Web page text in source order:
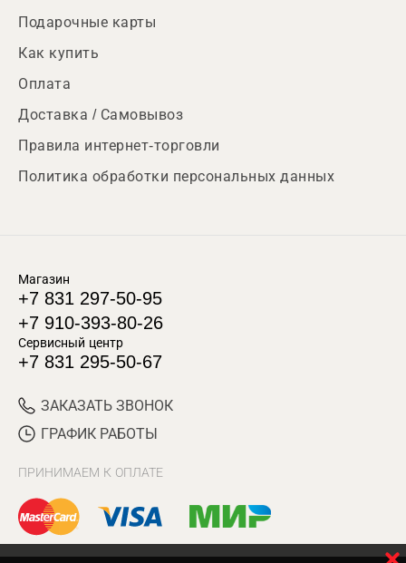
Подарочные карты
Как купить
Оплата
Доставка / Самовывоз
Правила интернет-торговли
Политика обработки персональных данных
Магазин
+7 831 297-50-95
+7 910-393-80-26
Сервисный центр
+7 831 295-50-67
ЗАКАЗАТЬ ЗВОНОК
ГРАФИК РАБОТЫ
ПРИНИМАЕМ К ОПЛАТЕ